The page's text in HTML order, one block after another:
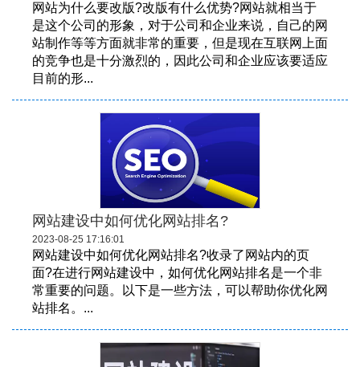
网站为什么要改版?改版有什么优势?网站就相当于
是这个公司的形象，对于公司和企业来说，自己的网
站制作等等方面就非常的重要，但是现在互联网上面
的竞争也是十分激烈的，因此公司和企业应该要适应
目前的形...
网站建设中如何优化网站排名?
2023-08-25 17:16:01
网站建设中如何优化网站排名?收录了网站内的页
面?在进行网站建设中，如何优化网站排名是一个非
常重要的问题。以下是一些方法，可以帮助你优化网
站排名。...